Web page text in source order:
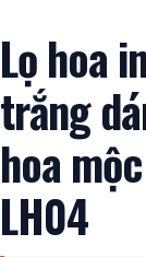
Lọ hoa
trắng
hoa
LH04